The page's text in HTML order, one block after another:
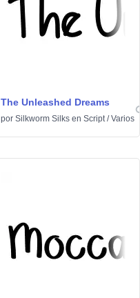
The Unleashed Dreams
por Silkworm Silks en Script/Varios